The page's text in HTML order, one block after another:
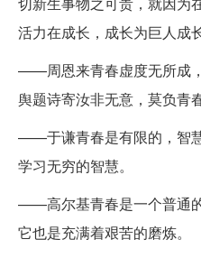
活力在成长，成长为巨人成
——周恩来青春虚度无所成
舆题诗寄汝非无意，莫负青
——于谦青春是有限的，智
学习无穷的智慧。
——高尔基青春是一个普通
它也是充满着艰苦的磨炼。